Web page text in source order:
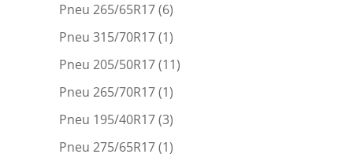
Pneu 265/65R17(6)
Pneu 315/70R17(1)
Pneu 205/50R17(11)
Pneu 265/70R17(1)
Pneu 195/40R17(3)
Pneu 275/65R17(1)